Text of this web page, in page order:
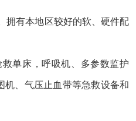
拥有本地区较好的软、硬件配
单床，呼吸机、多参数监护
机、气压止血带等急救设备和